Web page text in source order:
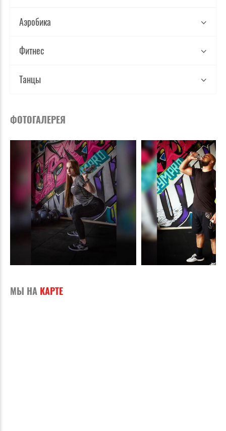
Аэробика
Фитнес
Танцы
ФОТОГАЛЕРЕЯ
МЫ НА КАРТЕ